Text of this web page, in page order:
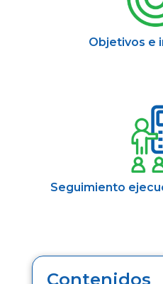
Objetivos e
Seguimiento
Contenidos